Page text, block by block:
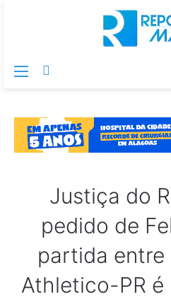
Menu
Justiça do
pedido de
partida
Athletico-PR é